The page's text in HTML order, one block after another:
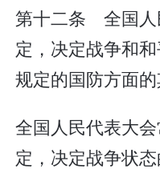
第十二条 全国人
定，决定战争和
规定的国防方面的
全国人民代表大
定，决定战争状